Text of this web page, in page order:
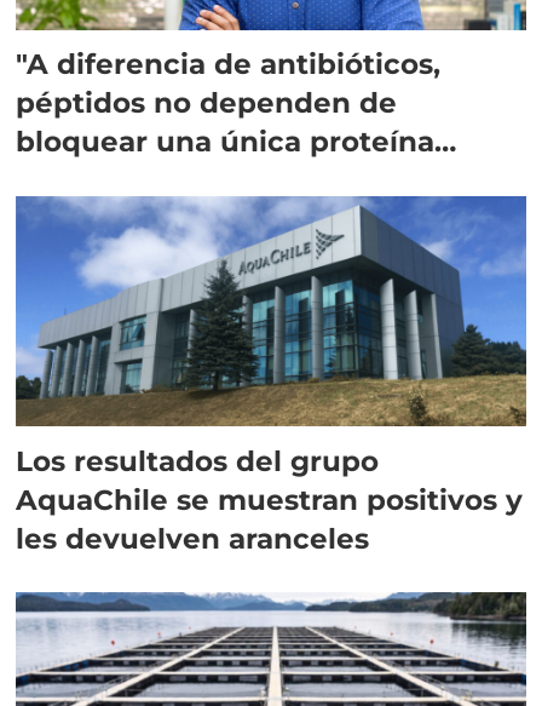
"A diferencia de antibióticos,
péptidos no dependen de
bloquear una única proteína
Los resultados del grupo
AquaChile se muestran positivos y
les devuelven aranceles